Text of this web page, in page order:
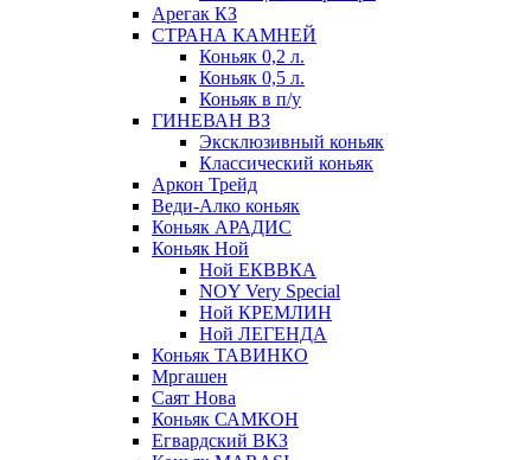
Арегак КЗ
СТРАНА КАМНЕЙ
Коньяк 0,2 л.
Коньяк 0,5 л.
Коньяк в п/у
ГИНЕВАН ВЗ
Эксклюзивный коньяк
Классический коньяк
Аркон Трейд
Веди-Алко коньяк
Коньяк АРАДИС
Коньяк Ной
Ной ЕКВВКА
NOY Very Special
Ной КРЕМЛИН
Ной ЛЕГЕНДА
Коньяк ТАВИНКО
Мргашен
Саят Нова
Коньяк САМКОН
Егвардский ВКЗ